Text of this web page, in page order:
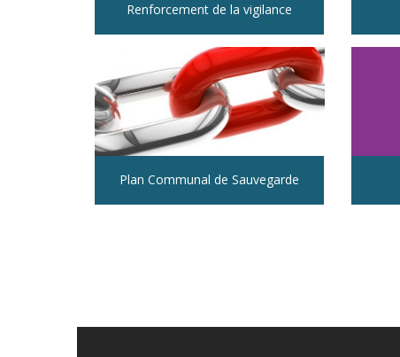
Renforcement de la vigilance
Plan Communal de Sauvegarde